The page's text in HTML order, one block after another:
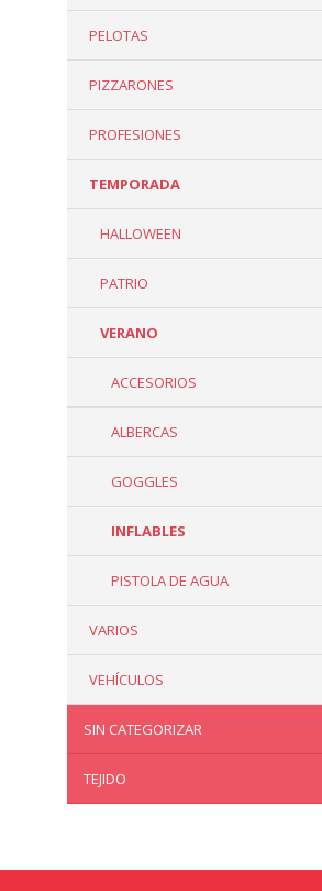
PELOTAS
PIZZARONES
PROFESIONES
TEMPORADA
HALLOWEEN
PATRIO
VERANO
ACCESORIOS
ALBERCAS
GOGGLES
INFLABLES
PISTOLA DE AGUA
VARIOS
VEHÍCULOS
SIN CATEGORIZAR
TEJIDO